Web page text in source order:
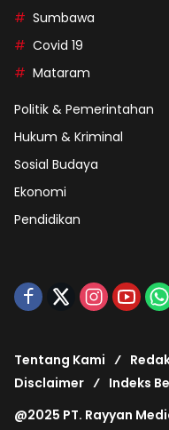
Sumbawa
Covid 19
Mataram
Politik & Pemerintahan
Hukum & Kriminal
Sosial Budaya
Ekonomi
Pendidikan
Tentang Kami
Disclaimer
Indeks
@2025 PT. Rayyan